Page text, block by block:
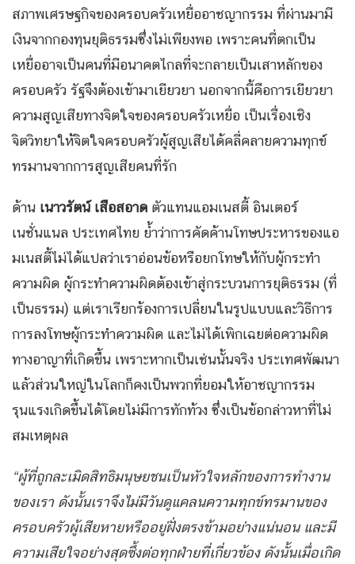
สภาพเศรษฐกิจของครอบครัวเหยื่ออาชญากรรม ที่ผ่านมามี
เงินจากกองทุนยุติธรรมซึ่งไม่เพียงพอ เพราะคนที่ตกเป็น
เหยื่ออาจเป็นคนที่มีอนาคตไกลที่จะกลายเป็นเสาหลักของ
ครอบครัว รัฐจึงต้องเข้ามาเยียวยา นอกจากนี้คือการเยียวยา
ความสูญเสียทางจิตใจของครอบครัวเหยื่อ เป็นเรื่องเชิง
จิตวิทยาให้จิตใจครอบครัวผู้สูญเสียได้คลี่คลายความทุกข์
ทรมานจากการสูญเสียคนที่รัก
ด้าน เนาวรัตน์ เสือสอาด ตัวแทนแอมเนสตี้ อินเตอร์
เนชั่นแนล ประเทศไทย ย้ำว่าการคัดค้านโทษประหารของแอ
มเนสตี้ไม่ได้แปลว่าเราอ่อนข้อหรือยกโทษให้กับผู้กระทำ
ความผิด ผู้กระทำความผิดต้องเข้าสู่กระบวนการยุติธรรม (ที่
เป็นธรรม) แต่เราเรียกร้องการเปลี่ยนในรูปแบบและวิธีการ
การลงโทษผู้กระทำความผิด และไม่ได้เพิกเฉยต่อความผิด
ทางอาญาที่เกิดขึ้น เพราะหากเป็นเช่นนั้นจริง ประเทศพัฒนา
แล้วส่วนใหญ่ในโลกก็คงเป็นพวกที่ยอมให้อาชญากรรม
รุนแรงเกิดขึ้นได้โดยไม่มีการทักท้วง ซึ่งเป็นข้อกล่าวหาที่ไม่
สมเหตุผล
“ผู้ที่ถูกละเมิดสิทธิมนุษยชนเป็นหัวใจหลักของการทำงาน
ของเรา ดังนั้นเราจึงไม่มีวันดูแคลนความทุกข์ทรมานของ
ครอบครัวผู้เสียหายหรืออยู่ฝั่งตรงข้ามอย่างแน่นอน และมี
ความเสียใจอย่างสุดซึ้งต่อทุกฝ่ายที่เกี่ยวข้อง ดังนั้นเมื่อเกิด